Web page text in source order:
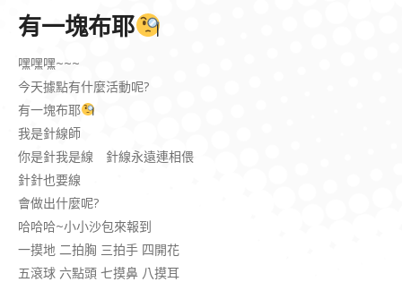
有一塊布耶
嘿嘿嘿~~~
今天據點有什麼活動呢?
有一塊布耶
我是針線師
你是針我是線 針線永遠連相偎
針針也要線
會做出什麼呢?
哈哈哈~小小沙包來報到
一摸地 二拍胸 三拍手 四開花
五滾球 六點頭 七摸鼻 八摸耳